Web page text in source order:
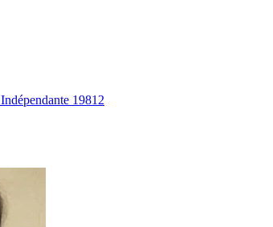
Indépendante 19812